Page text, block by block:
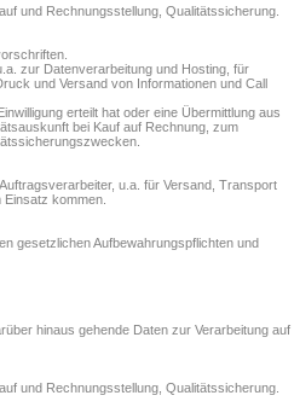
und Rechnungsstellung, Qualitätssicherung.
zur Datenverarbeitung und Hosting, für
und Versand von Informationen und Call
erteilt hat oder eine Übermittlung aus
bei Kauf auf Rechnung, zum
u.a. für Versand, Transport
kommen.
gesetzlichen Aufbewahrungspflichten und
hinaus gehende Daten zur Verarbeitung auf
und Rechnungsstellung, Qualitätssicherung.